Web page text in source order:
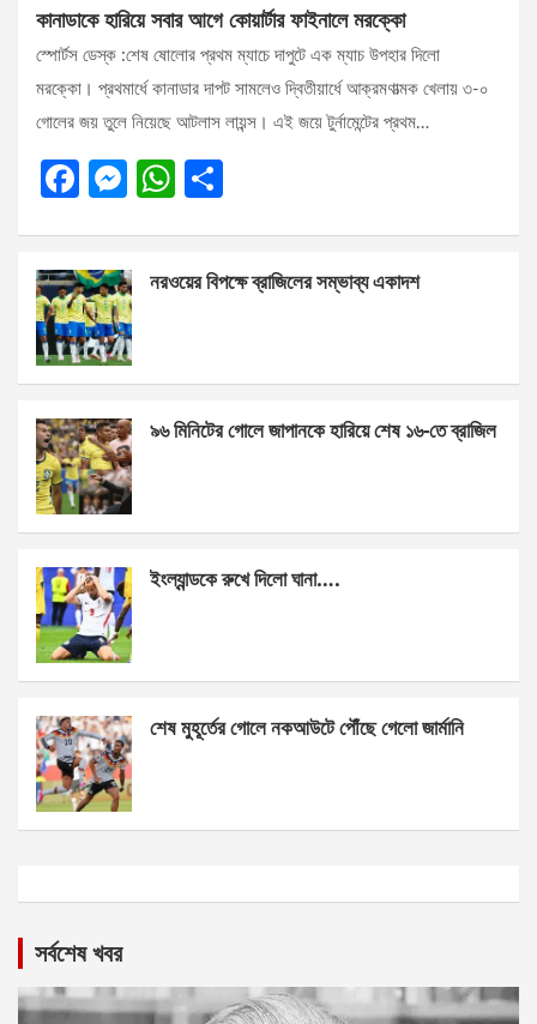
কানাডাকে হারিয়ে সবার আগে কোয়ার্টার ফাইনালে মরক্কো
স্পোর্টস ডেস্ক :শেষ ষোলোর প্রথম ম্যাচে দাপুটে এক ম্যাচ উপহার দিলো
মরক্কো। প্রথমার্ধে কানাডার দাপট সামলেও দ্বিতীয়ার্ধে আক্রমণাত্মক খেলায় ৩-০
গোলের জয় তুলে নিয়েছে আটলাস লায়ন্স। এই জয়ে টুর্নামেন্টের প্রথম…
F
b
o
o
k
M
n
g
er
W
s
p
e
নরওয়ের বিপক্ষে ব্রাজিলের সম্ভাব্য একাদশ
৯৬ মিনিটের গোলে জাপানকে হারিয়ে শেষ ১৬-তে ব্রাজিল
ইংল্যান্ডকে রুখে দিলো ঘানা….
শেষ মুহূর্তের গোলে নকআউটে পৌঁছে গেলো জার্মানি
সর্বশেষ খবর